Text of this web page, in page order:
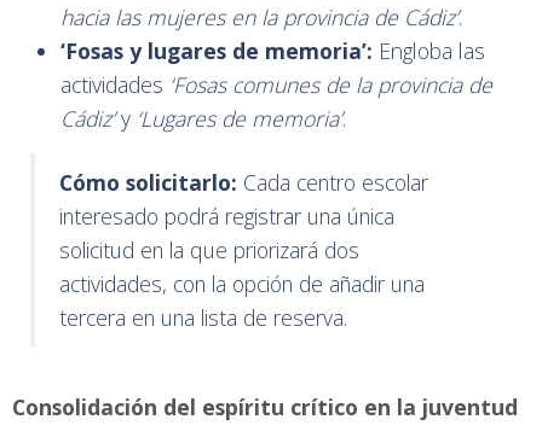
hacia las mujeres en la provincia de Cádiz’.
‘Fosas y lugares de memoria’: Engloba las
actividades ‘Fosas comunes de la provincia de
Cádiz’y ‘Lugares de memoria’.
Cómo solicitarlo: Cada centro escolar
interesado podrá registrar una única
solicitud en la que priorizará dos
actividades, con la opción de añadir una
tercera en una lista de reserva.
Consolidación del espíritu crítico en la juventud